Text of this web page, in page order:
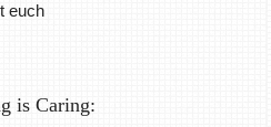
euch
is Caring: